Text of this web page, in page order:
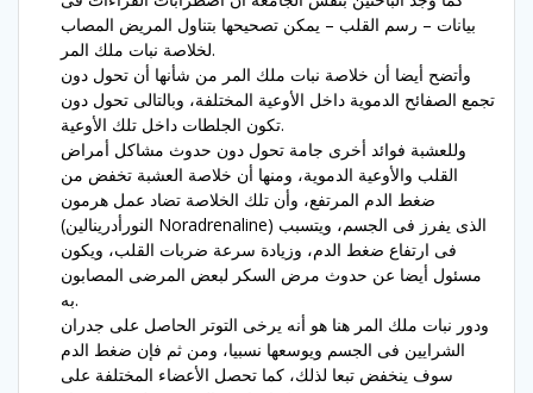
بيانات – رسم القلب – يمكن تصحيحها بتناول المريض المصاب
لخلاصة نبات ملك المر.
وأتضح أيضا أن خلاصة نبات ملك المر من شأنها أن تحول دون
تجمع الصفائح الدموية داخل الأوعية المختلفة، وبالتالى تحول دون
تكون الجلطات داخل تلك الأوعية.
وللعشبة فوائد أخرى جامة تحول دون حدوث مشاكل أمراض
القلب والأوعية الدموية، ومنها أن خلاصة العشبة تخفض من
ضغط الدم المرتفع، وأن تلك الخلاصة تضاد عمل هرمون
(النورأدرينالين Noradrenaline) الذى يفرز فى الجسم، ويتسبب
فى ارتفاع ضغط الدم، وزيادة سرعة ضربات القلب، ويكون
مسئول أيضا عن حدوث مرض السكر لبعض المرضى المصابون
به.
ودور نبات ملك المر هنا هو أنه يرخى التوتر الحاصل على جدران
الشرايين فى الجسم ويوسعها نسبيا، ومن ثم فإن ضغط الدم
سوف ينخفض تبعا لذلك، كما تحصل الأعضاء المختلفة على